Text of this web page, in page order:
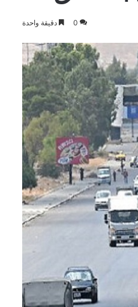
0 دقيقة واحدة